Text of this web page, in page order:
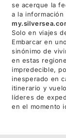
se acerque la
a la información
Solo en viajes
Embarcar en
sinónimo de
en estas
impredecible,
inesperado en
itinerario y
líderes de
en el momento